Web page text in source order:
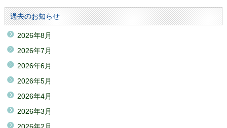
過去のお知らせ
2026年8月
2026年7月
2026年6月
2026年5月
2026年4月
2026年3月